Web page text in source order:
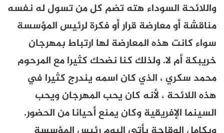
واللائحة السوداء هته تضم كل من تسول له نفسه
مناقشة أو معارضة قرار أو فكرة لرئيس المؤسسة
سواء كانت هذه المعارضة لها ارتباط بمهرجان
خريبكة أم لا. ولذلك كنا نضحك كثيرا مع المرحوم
محمد سكري ، الذي كان اسمه يندرج كثيرا في
هذه اللائحة ، لأنه كان يحب المهرجان ويحب
السينما الإفريقية وكان يمنع أحيانا من الحضور.